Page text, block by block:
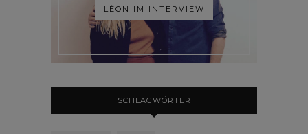
LÉON IM INTERVIEW
SCHLAGWÖRTER